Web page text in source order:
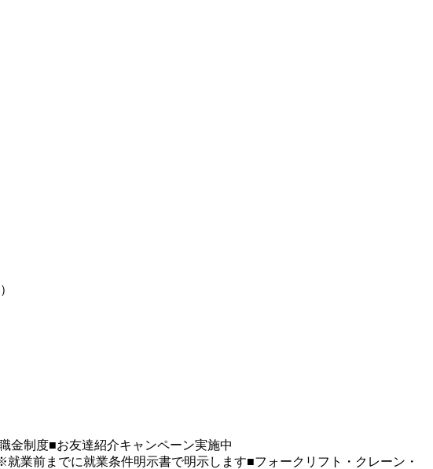
金制度■お友達紹介キャンペーン実施中
業前までに就業条件明示書で明示します■フォークリフト・クレーン・